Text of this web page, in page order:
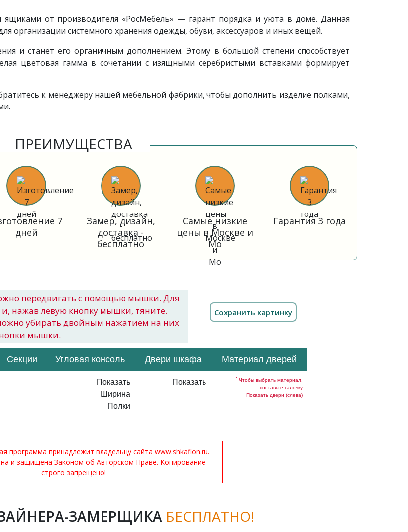
ящиками от производителя «РосМебель» — гарант порядка и уюта в доме. Данная
организации системного хранения одежды, обуви, аксессуаров и иных вещей.
и станет его органичным дополнением. Этому в большой степени способствует
цветовая гамма в сочетании с изящными серебристыми вставками формирует
к менеджеру нашей мебельной фабрики, чтобы дополнить изделие полками,
ПРЕИМУЩЕСТВА
7
дней
Замер, дизайн,
доставка -
бесплатно
Самые низкие
цены в Москве и
Мо
Гарантия 3 года
передвигать с помощью мышки. Для
и, нажав левую кнопку мышки, тяните.
убирать двойным нажатием на них
мышки.
Секции Угловая консоль Двери шкафа Материал дверей
Показать
Ширина
Полки
Показать * Чтобы выбрать материал,
поставьте галочку
Показать двери (слева)
программа принадлежит владельцу сайта www.shkaflon.ru.
и защищена Законом об Авторском Праве. Копирование
строго запрещено!
ЗАМЕРЩИКА БЕСПЛАТНО!